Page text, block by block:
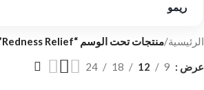
ريمو
الرئيسية/منتجات تحت الوسم “Redness Relief”
عرض 9
12
18
24